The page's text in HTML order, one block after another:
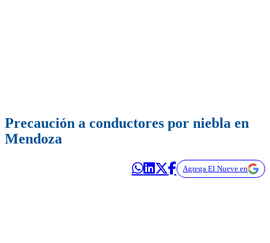
Precaución a conductores por niebla en
Mendoza
Agrega El Nueve en